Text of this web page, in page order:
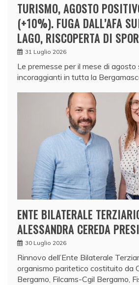
TURISMO, AGOSTO
(+10%). FUGA DALL’AFA
LAGO, RISCOPERTA DI
31 Luglio 2026
Le premesse per il mese di agosto
incoraggianti in tutta la
ENTE BILATERALE
ALESSANDRA CEREDA
30 Luglio 2026
Rinnovo dell’Ente Bilaterale
organismo paritetico costituito da
Bergamo, Filcams-Cgil Bergamo,